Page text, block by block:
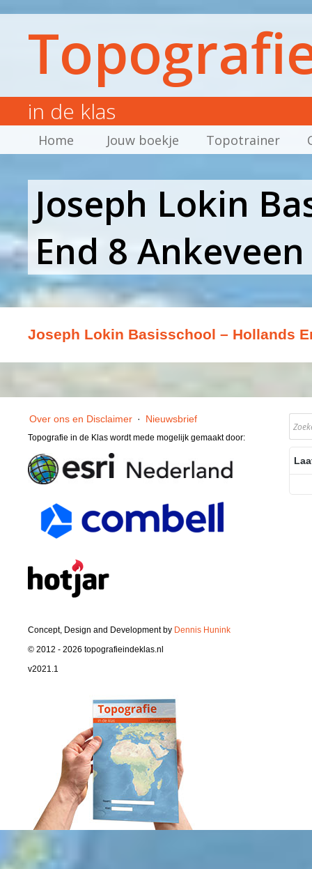
in de klas
Home Jouw boekje Topotrainer
Joseph Lokin
End 8 Ankeveen
Joseph Lokin Basisschool – Hollands
Over ons en Disclaimer · Nieuwsbrief
Topografie in de Klas wordt mede mogelijk gemaakt door:
Concept, Design and Development by Dennis Hunink
© 2012 - 2026 topografieindeklas.nl
v2021.1